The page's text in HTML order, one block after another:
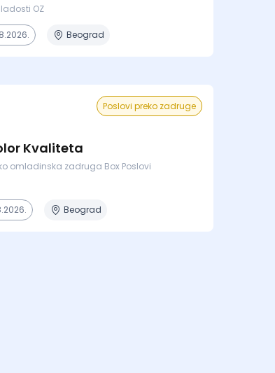
OZ
Beograd
Poslovi preko zadruge
Kvaliteta
omladinska zadruga Box Poslovi
Beograd